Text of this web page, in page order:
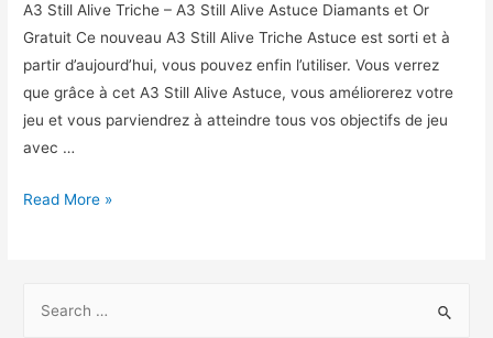
A3 Still Alive Triche – A3 Still Alive Astuce Diamants et Or
Gratuit Ce nouveau A3 Still Alive Triche Astuce est sorti et à
partir d’aujourd’hui, vous pouvez enfin l’utiliser. Vous verrez
que grâce à cet A3 Still Alive Astuce, vous améliorerez votre
jeu et vous parviendrez à atteindre tous vos objectifs de jeu
avec …
A3
Read More »